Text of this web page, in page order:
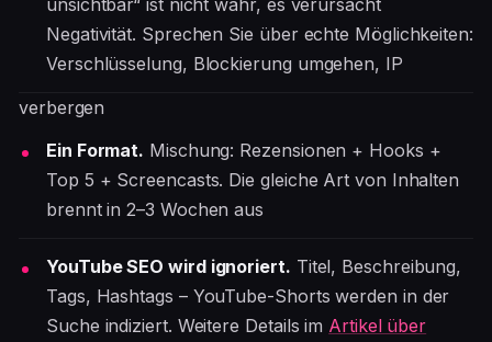
Negativität. Sprechen Sie über echte Möglichkeiten:
Verschlüsselung, Blockierung umgehen, IP
verbergen
Ein Format. Mischung: Rezensionen + Hooks +
Top 5 + Screencasts. Die gleiche Art von Inhalten
brennt in 2–3 Wochen aus
YouTube SEO wird ignoriert. Titel, Beschreibung,
Tags, Hashtags – YouTube-Shorts werden in der
Suche indiziert. Weitere Details im Artikel über